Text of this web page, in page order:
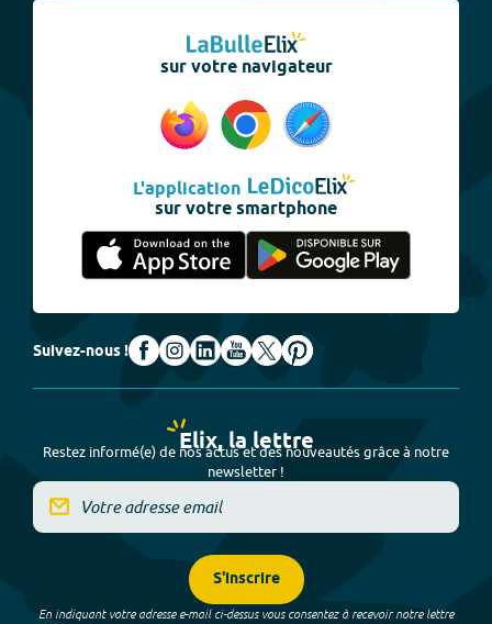
sur votre navigateur
L'application
sur votre smartphone
Suivez-nous !
Elix, la lettre
Restez informé(e) de nos actus et des nouveautés grâce à notre
newsletter !
S'inscrire
En indiquant votre adresse e-mail ci-dessus vous consentez à recevoir notre lettre